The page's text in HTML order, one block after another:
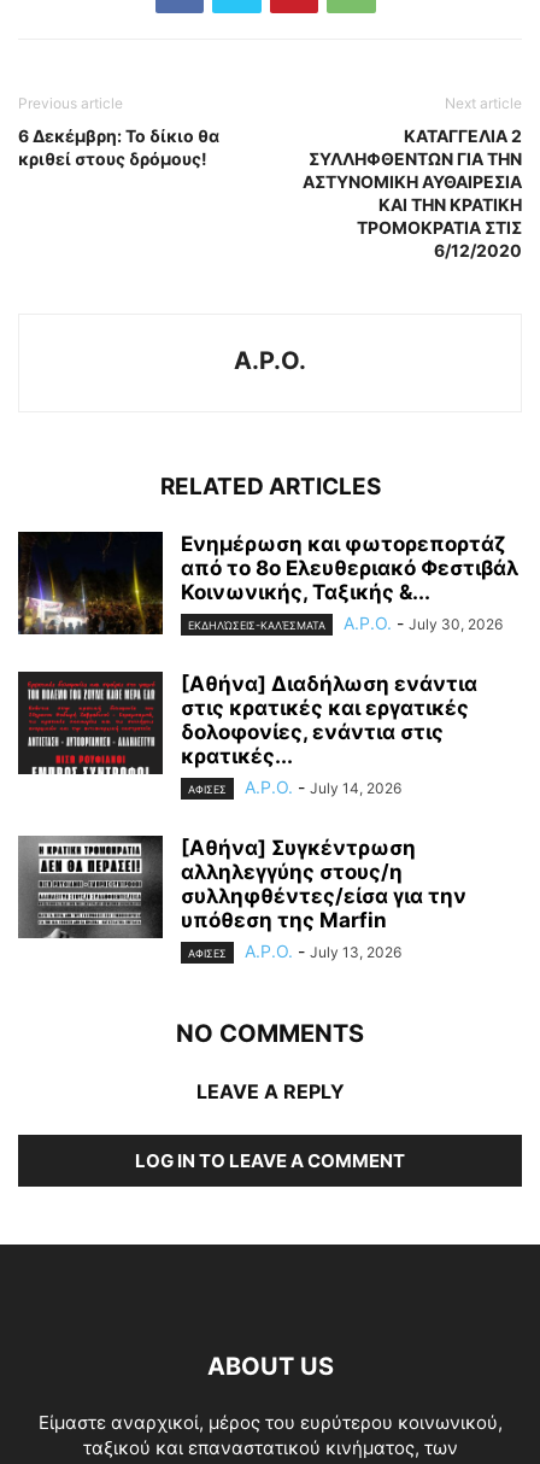
Previous article
6 Δεκέμβρη: Το δίκιο θα
κριθεί στους δρόμους!
Next article
ΚΑΤΑΓΓΕΛΙΑ 2
ΣΥΛΛΗΦΘΕΝΤΩΝ ΓΙΑ ΤΗΝ
ΑΣΤΥΝΟΜΙΚΗ ΑΥΘΑΙΡΕΣΙΑ
ΚΑΙ ΤΗΝ ΚΡΑΤΙΚΗ
ΤΡΟΜΟΚΡΑΤΙΑ ΣΤΙΣ
6/12/2020
A.P.O.
RELATED ARTICLES
Ενημέρωση και φωτορεπορτάζ
από το 8ο Ελευθεριακό Φεστιβάλ
Κοινωνικής, Ταξικής &...
ΕΚΔΗΛΏΣΕΙΣ-ΚΑΛΈΣΜΑΤΑ A.P.O. - July 30, 2026
[Αθήνα] Διαδήλωση ενάντια
στις κρατικές και εργατικές
δολοφονίες, ενάντια στις
κρατικές...
ΑΦΙΣΕΣ A.P.O. - July 14, 2026
[Αθήνα] Συγκέντρωση
αλληλεγγύης στους/η
συλληφθέντες/είσα για την
υπόθεση της Marfin
ΑΦΙΣΕΣ A.P.O. - July 13, 2026
NO COMMENTS
LEAVE A REPLY
LOG IN TO LEAVE A COMMENT
ABOUT US
Είμαστε αναρχικοί, μέρος του ευρύτερου κοινωνικού,
ταξικού και επαναστατικού κινήματος, των